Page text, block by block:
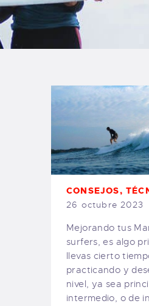
TIENDA FAMILY
WEBCAM SALINAS
PEDIDOS
CONSEJOS,
26 octubre 2023
Mejorando tus
surfers, es algo
llevas cierto
practicando y
nivel, ya sea
intermedio, o de